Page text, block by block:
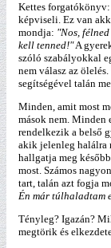
Kettes
képviseli. Ez van
mondja: "Nos,
kell tenned!"A
szóló szabályokkal
nem válasz az
segítségével talán
Minden, amit most
mások nem.
rendelkezik a belső
akik jelenleg halálra
hallgatja meg
most. Számos
tart, talán azt fogja
Én már túlhaladtam
Tényleg? Igazán?
megtörik és